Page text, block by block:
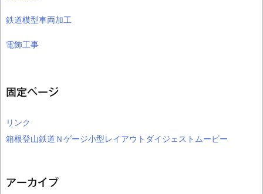
鉄道模型車両加工
電飾工事
固定ページ
リンク
箱根登山鉄道Ｎゲージ小型レイアウトダイジェストムービー
アーカイブ